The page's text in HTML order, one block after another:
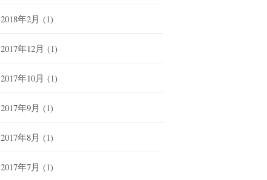
2018年2月 (1)
2017年12月 (1)
2017年10月 (1)
2017年9月 (1)
2017年8月 (1)
2017年7月 (1)